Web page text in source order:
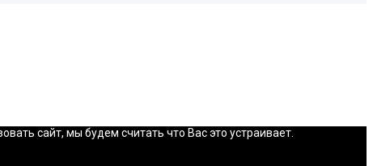
сайт, мы будем считать что Вас это устраивает.